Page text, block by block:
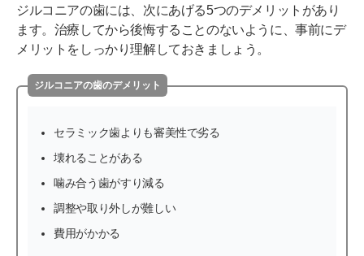
ジルコニアの歯には、次にあげる5つのデメリットがあり
ます。治療してから後悔することのないように、事前にデ
メリットをしっかり理解しておきましょう。
ジルコニアの歯のデメリット
セラミック歯よりも審美性で劣る
壊れることがある
噛み合う歯がすり減る
調整や取り外しが難しい
費用がかかる